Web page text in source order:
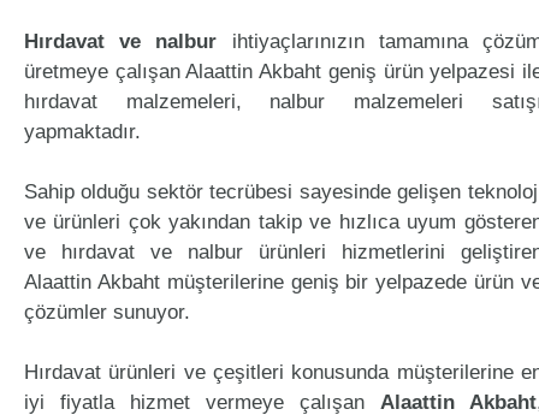
Hırdavat ve nalbur ihtiyaçlarınızın tamamına
üretmeye çalışan Alaattin Akbaht geniş ürün yelpazesi
hırdavat malzemeleri, nalbur malzemeleri
yapmaktadır.
Sahip olduğu sektör tecrübesi sayesinde gelişen
ve ürünleri çok yakından takip ve hızlıca uyum
ve hırdavat ve nalbur ürünleri hizmetlerini
Alaattin Akbaht müşterilerine geniş bir yelpazede ürün
çözümler sunuyor.
Hırdavat ürünleri ve çeşitleri konusunda müşterilerine
iyi fiyatla hizmet vermeye çalışan Alaattin Akbaht